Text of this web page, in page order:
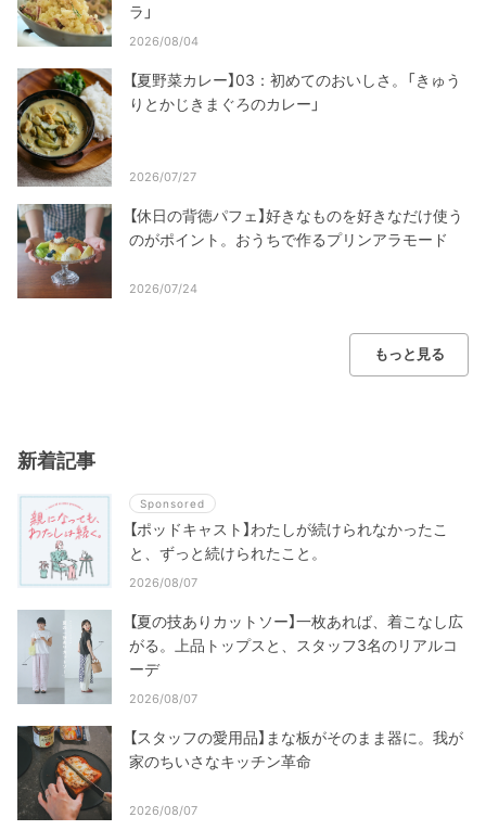
ラ」
2026/08/04
【夏野菜カレー】03：初めてのおいしさ。「きゅう
りとかじきまぐろのカレー」
2026/07/27
【休日の背徳パフェ】好きなものを好きなだけ使う
のがポイント。おうちで作るプリンアラモード
2026/07/24
もっと見る
新着記事
Sponsored
【ポッドキャスト】わたしが続けられなかったこ
と、ずっと続けられたこと。
2026/08/07
【夏の技ありカットソー】一枚あれば、着こなし広
がる。上品トップスと、スタッフ3名のリアルコ
ーデ
2026/08/07
【スタッフの愛用品】まな板がそのまま器に。我が
家のちいさなキッチン革命
2026/08/07